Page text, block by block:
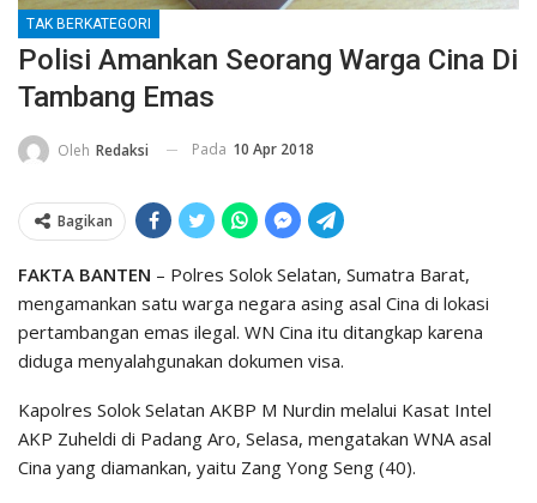
TAK BERKATEGORI
Polisi Amankan Seorang Warga Cina Di
Tambang Emas
Oleh Redaksi Pada 10 Apr 2018
Bagikan
FAKTA BANTEN – Polres Solok Selatan, Sumatra Barat,
mengamankan satu warga negara asing asal Cina di lokasi
pertambangan emas ilegal. WN Cina itu ditangkap karena
diduga menyalahgunakan dokumen visa.
Kapolres Solok Selatan AKBP M Nurdin melalui Kasat Intel
AKP Zuheldi di Padang Aro, Selasa, mengatakan WNA asal
Cina yang diamankan, yaitu Zang Yong Seng (40).